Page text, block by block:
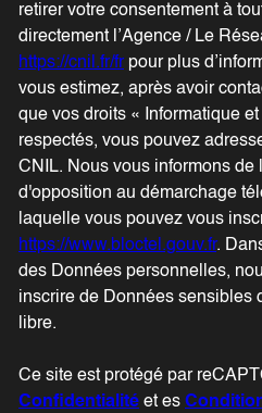
retirer votre consentement à
directement l’Agence / Le
https://cnil.fr/frpour plus
vous estimez, après avoir
que vos droits « Informatique
respectés, vous pouvez
CNIL. Nous vous informons de
d'opposition au démarchage
laquelle vous pouvez vous
https://www.bloctel.gouv.fr.
des Données personnelles,
inscrire de Données sensibles
libre.
Ce site est protégé par
Confidentialité et es